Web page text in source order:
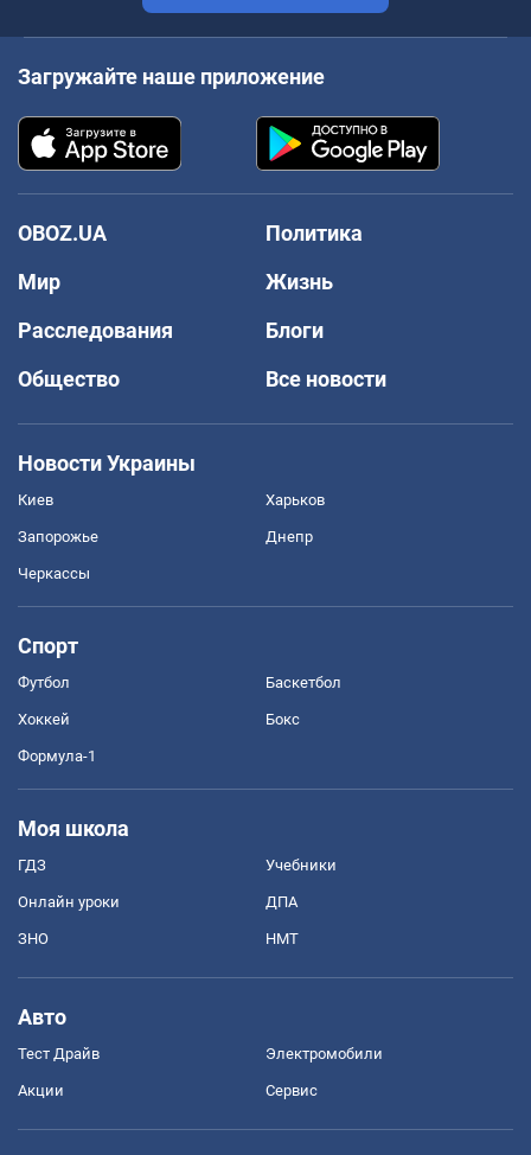
Загружайте наше приложение
OBOZ.UA
Политика
Мир
Жизнь
Расследования
Блоги
Общество
Все новости
Новости Украины
Киев Харьков
Запорожье Днепр
Черкассы
Спорт
Футбол Баскетбол
Хоккей Бокс
Формула-1
Моя школа
ГДЗ Учебники
Онлайн уроки ДПА
ЗНО НМТ
Авто
Тест Драйв Электромобили
Акции Сервис